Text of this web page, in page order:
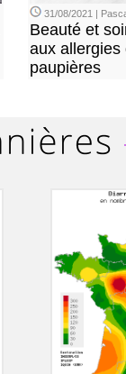
31/08/2021 |
Beauté et
aux allergies
paupières